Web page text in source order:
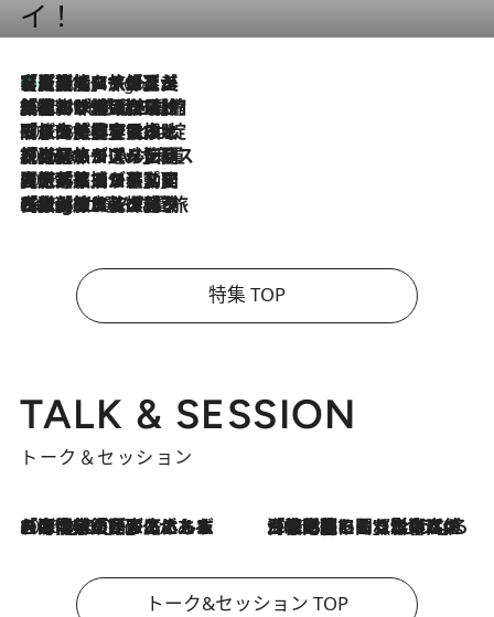
イ！
9 Hours Ago
【厳選旅コスメ】「多機能アイテムがメイン！」旅好き美容エディターが選んだ夏旅ベストコスメを発表【Mサイズジップ】
2026.8.6
「荷物が増えるほど旅ストレスは増す」美容ジャーナリストがたどり着いた最終結論。“化粧品を劇的に減らす”感動の凝縮美容とは
2026.8.6
「旅先には金髪ウィッグを持参」日本と同じメイクでは損してる!? 美容ジャーナリストが提案する“掟破りの旅美容”とは
2026.8.6
【厳選旅コスメ】「身軽さ＆UV対策重視！」ヘアアーティストshucoが選んだ夏旅ベストコスメを発表【Mサイズジップ】
2026.8.5
【厳選旅コスメ】国内をあちこち移動する河井菜摘が選んだ夏旅ベストコスメ発表！「リラックスアイテムはマスト」【Mサイズジップ】
2026.8.4
【厳選旅コスメ】「紫外線＆乾燥対策しながらメイク感も！」ヘア＆メイクGeorgeが選んだ夏旅ベストコスメを発表！【Mサイズジップ】
特集 TOP
TALK & SESSION
トーク＆セッション
2026.8.3
「今後値上げがあるとすれば…」「リスクがあるのは今年の冬」エネルギー専門家が語る、ホルムズ海峡封鎖が家庭にもたらす“ある心配” 2026.8.3
「住宅建てられない…」「サーチャージ料の高値が続いている」ホルムズ海峡封鎖による影響はいつまで続く？《エネルギー専門家に聞く“どうなる日本の暮らし”》
トーク&セッション TOP